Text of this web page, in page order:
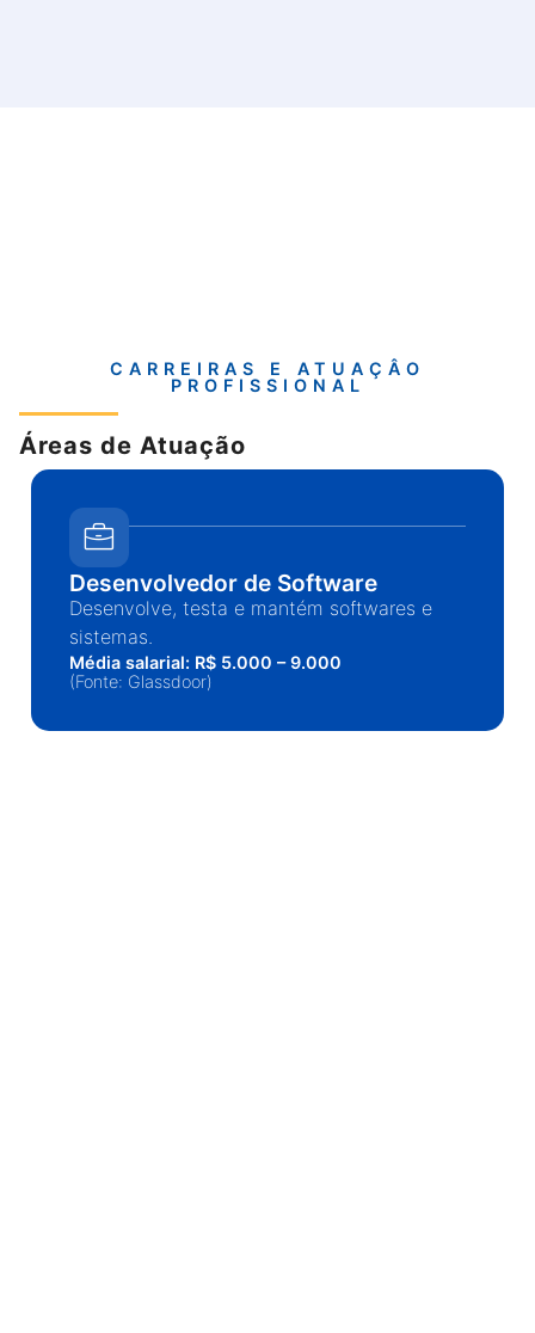
CARREIRAS E ATUAÇÂO
PROFISSIONAL
Áreas de Atuação
Desenvolvedor de Software
Desenvolve, testa e mantém softwares e
sistemas.
Média salarial: R$ 5.000 – 9.000
(Fonte: Glassdoor)